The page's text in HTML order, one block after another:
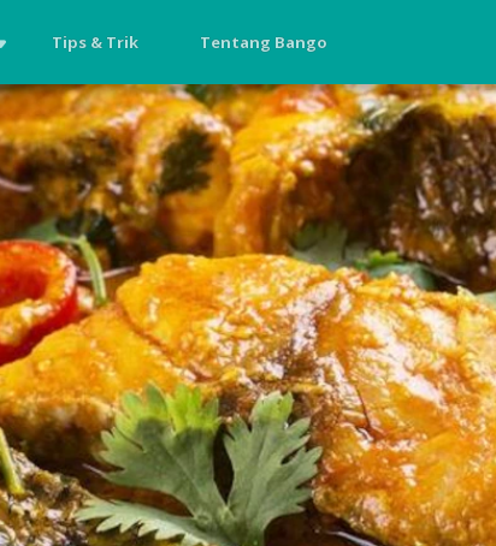
Tips & Trik Tentang Bango